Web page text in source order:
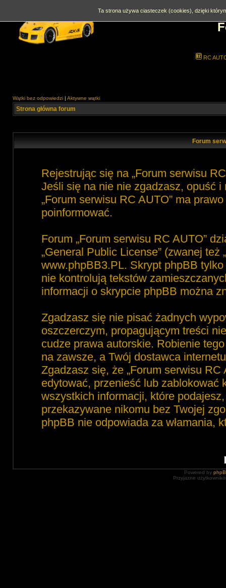
RC
Wątki bez odpowiedzi | Aktywne wątki
Strona główna forum
Forum
Rejestrując się na „Forum serwisu
Jeśli się na nie nie zgadzasz, opuść i
„Forum serwisu RC AUTO” ma
poinformować.
Forum „Forum serwisu RC AUTO”
„General Public License” (zwanej też
www.phpBB3.PL. Skrypt phpBB
nie kontrolują tekstów
informacji o skrypcie phpBB można
Zgadzasz się nie pisać żadnych
oszczerczym, propagującym treści
cudze prawa autorskie. Robienie
na zawsze, a Twój dostawca
Zgadzasz się, że „Forum serwisu
edytować, przenieść lub zablokować
wszystkich informacji, które
przekazywane nikomu bez Twojej
phpBB nie odpowiada za włamania,
Powered by
Przyjazne
Ta strona używa ciasteczek (cookies), dzięki